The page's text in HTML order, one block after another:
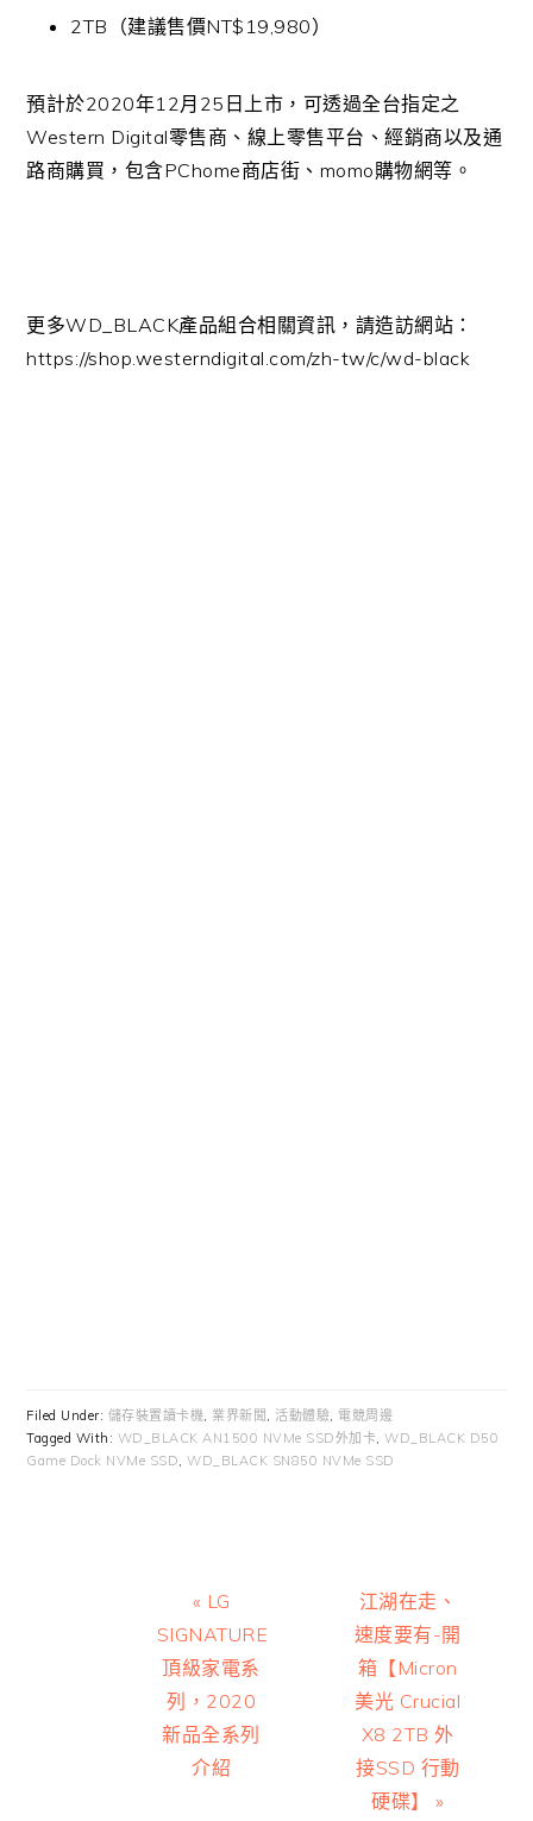
2TB（建議售價NT$19,980）
預計於2020年12月25日上市，可透過全台指定之
Western Digital零售商、線上零售平台、經銷商以及通
路商購買，包含PChome商店街、momo購物網等。
更多WD_BLACK產品組合相關資訊，請造訪網站：
https://shop.westerndigital.com/zh-tw/c/wd-black
Filed Under: 儲存裝置讀卡機, 業界新聞 ,活動體驗, 電競周邊
Tagged With: WD_BLACK AN1500 NVMe SSD外加卡,WD_BLACK D50
Game Dock NVMe SSD,WD_BLACK SN850 NVMe SSD
Previous
Post:
« LG
SIGNATURE
頂級家電系
列，2020
新品全系列
介紹
Next
Post:
江湖在走、
速度要有-開
箱【Micron
美光 Crucial
X8 2TB 外
接SSD 行動
硬碟】 »